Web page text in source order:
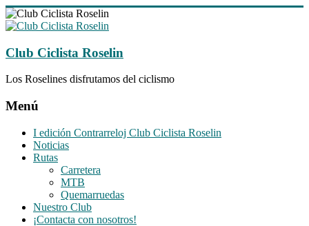
Saltar
al
Club Ciclista Roselin
Los Roselines disfrutamos del ciclismo
Menú
I edición Contrarreloj Club Ciclista Roselin
Noticias
Rutas
Carretera
MTB
Quemarruedas
Nuestro Club
¡Contacta con nosotros!